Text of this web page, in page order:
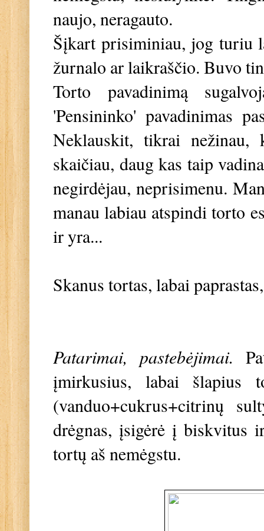
naujo, neragauto.
Šįkart prisiminiau, jog turiu
žurnalo ar laikraščio. Buvo
Torto pavadinimą
'Pensininko' pavadinimas
Neklauskit, tikrai
skaičiau, daug kas taip
negirdėjau, neprisimenu.
manau labiau atspindi torto
ir yra...
Skanus tortas, labai
Patarimai, pastebėjimai.
įmirkusius, labai šlapius
(vanduo+cukrus+citrinų
drėgnas, įsigėrė į biskvitus
tortų aš nemėgstu.